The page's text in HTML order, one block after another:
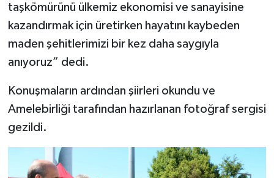
taşkömürünü ülkemiz ekonomisi ve sanayisine
kazandırmak için üretirken hayatını kaybeden
maden şehitlerimizi bir kez daha saygıyla
anıyoruz” dedi.
Konuşmaların ardından şiirleri okundu ve
Amelebirliği tarafından hazırlanan fotoğraf sergisi
gezildi.